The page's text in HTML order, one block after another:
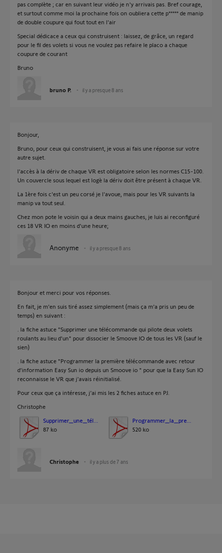
pas complète ; car en suivant leur vidéo je n'y arrivais pas. Bref courage,
et surtout comme moi la prochaine fois on oubliera cette p***** de manip
de double coupure qui fout tout en l'air
Special dédicace a ceux qui construisent : laissez, de grâce, un regard
pour le fil des volets si vous ne voulez pas refaire le placo a chaque
coupure de courant
Bruno
bruno P. il y a presque 8 ans
Bonjour,
Bruno, pour ceux qui construisent, je vous ai fais une réponse sur votre
autre sujet.
l'accès à la dériv de chaque VR est obligatoire selon les normes C15-100.
Un couvercle sous lequel est logè la dériv doit être présent à chaque VR.
La 1ère fois c'est un peu corsé je l'avoue, mais pour les VR suivants la
manip va tout seul.
Chez mon pote le voisin qui a deux mains gauches, je luis ai reconfiguré
ces 18 VR IO en moins d'une heure;
Anonyme il y a presque 8 ans
Bonjour et merci pour vos réponses.
En fait, je m'en suis tiré assez simplement (mais ça m'a pris un peu de
temps) en suivant :
. la fiche astuce "Supprimer une télécommande qui pilote deux volets
roulants au lieu d’un" pour dissocier le Smoove IO de tous les VR (sauf le
sien)
. la fiche astuce "Programmer la première télécommande avec retour
d’information Easy Sun io depuis un Smoove io " pour que la Easy Sun IO
reconnaisse le VR que j'avais réinitialisé.
Pour ceux que ça intéresse, j'ai mis les 2 fiches astuce en PJ.
Christophe
Supprimer_une_tél...
87 ko
Programmer_la_pre...
520 ko
Christophe il y a plus de 7 ans